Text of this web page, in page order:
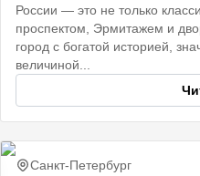
России — это не только
проспектом, Эрмитажем и
город с богатой историей,
величиной...
Санкт-Петербург